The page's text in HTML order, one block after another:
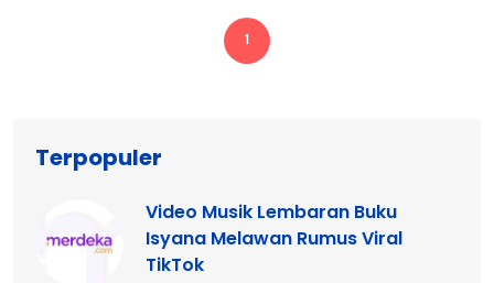
1
Terpopuler
Video Musik Lembaran Buku
Isyana Melawan Rumus Viral
TikTok